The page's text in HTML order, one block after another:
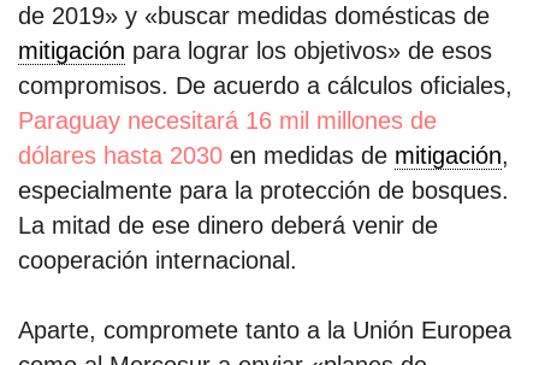
de 2019» y «buscar medidas domésticas de
mitigación para lograr los objetivos» de esos
compromisos. De acuerdo a cálculos oficiales,
Paraguay necesitará 16 mil millones de
dólares hasta 2030 en medidas de mitigación,
especialmente para la protección de bosques.
La mitad de ese dinero deberá venir de
cooperación internacional.
Aparte, compromete tanto a la Unión Europea